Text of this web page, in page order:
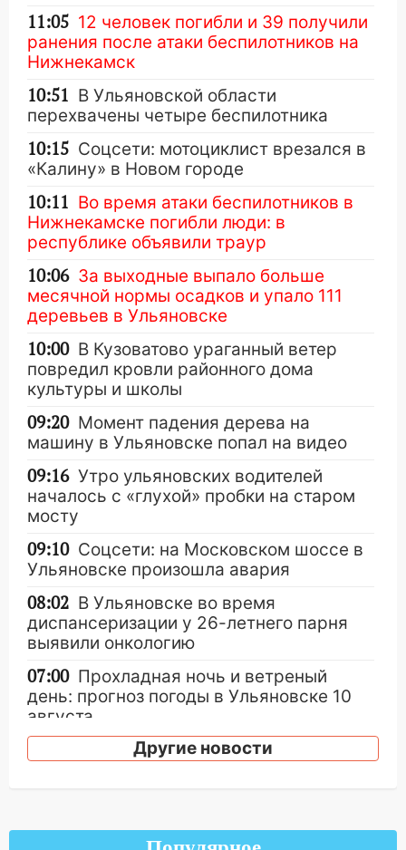
11:05 12 человек погибли и 39 получили
ранения после атаки беспилотников на
Нижнекамск
10:51 В Ульяновской области
перехвачены четыре беспилотника
10:15 Соцсети: мотоциклист врезался в
«Калину» в Новом городе
10:11 Во время атаки беспилотников в
Нижнекамске погибли люди: в
республике объявили траур
10:06 За выходные выпало больше
месячной нормы осадков и упало 111
деревьев в Ульяновске
10:00 В Кузоватово ураганный ветер
повредил кровли районного дома
культуры и школы
09:20 Момент падения дерева на
машину в Ульяновске попал на видео
09:16 Утро ульяновских водителей
началось с «глухой» пробки на старом
мосту
09:10 Соцсети: на Московском шоссе в
Ульяновске произошла авария
08:02 В Ульяновске во время
диспансеризации у 26-летнего парня
выявили онкологию
07:00 Прохладная ночь и ветреный
день: прогноз погоды в Ульяновске 10
августа
Как разрушительный ураган,
Пять украденных лошадей и
Другие новости